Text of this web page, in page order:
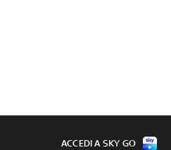
ACCEDI A SKY GO